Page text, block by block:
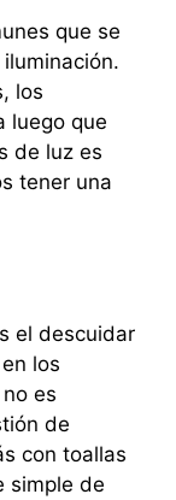
que se
los
luego que
de luz es
tener una
el descuidar
los
es
de
con toallas
simple de